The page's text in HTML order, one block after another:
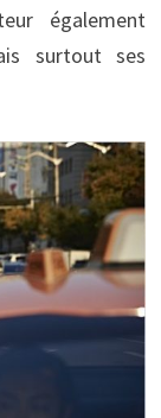
également
surtout ses